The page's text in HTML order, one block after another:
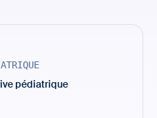
pédiatrique